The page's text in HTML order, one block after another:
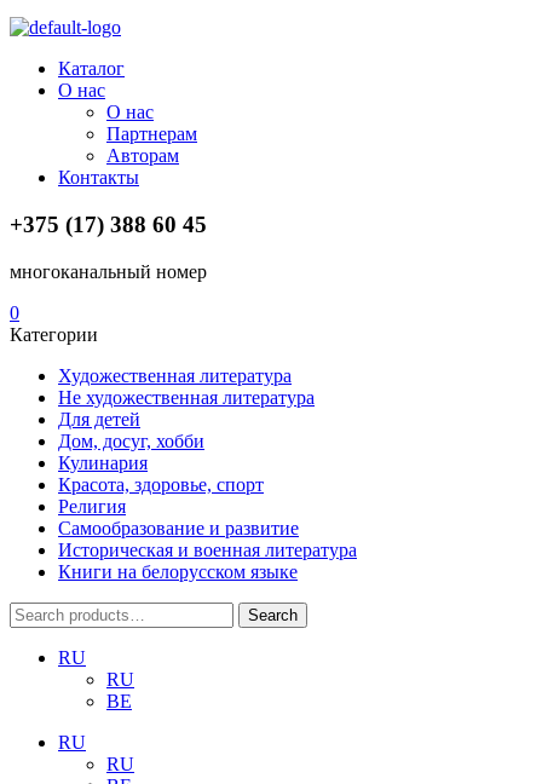
Menu
Каталог
О нас
О нас
Партнерам
Авторам
Контакты
+375 (17) 388 60 45
многоканальный номер
0
Категории
Художественная литература
Не художественная литература
Для детей
Дом, досуг, хобби
Кулинария
Красота, здоровье, спорт
Религия
Самообразование и развитие
Историческая и военная литература
Книги на белорусском языке
Search
for:
Search
RU
RU
BE
RU
RU